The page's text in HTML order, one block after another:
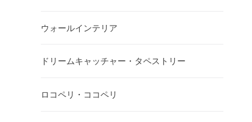
ウォールインテリア
ドリームキャッチャー・タペストリー
ロコペリ・ココペリ